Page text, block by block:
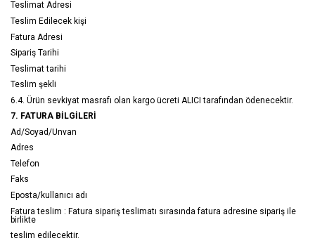
Teslimat Adresi
Teslim Edilecek kişi
Fatura Adresi
Sipariş Tarihi
Teslimat tarihi
Teslim şekli
6.4. Ürün sevkiyat masrafı olan kargo ücreti ALICI tarafından ödenecektir.
7. FATURA BİLGİLERİ
Ad/Soyad/Unvan
Adres
Telefon
Faks
Eposta/kullanıcı adı
Fatura teslim : Fatura sipariş teslimatı sırasında fatura adresine sipariş ile
birlikte
teslim edilecektir.